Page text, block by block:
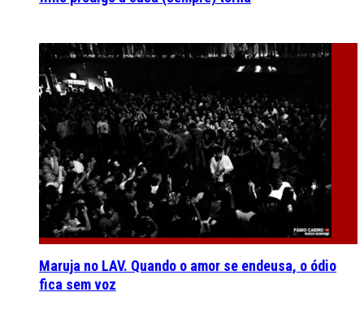
Maruja no LAV. Quando o amor se endeusa, o ódio
fica sem voz